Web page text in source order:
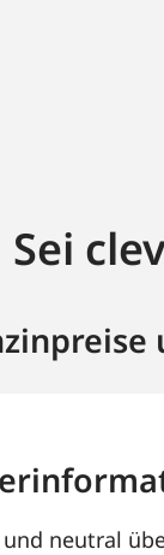
Sei
neutral